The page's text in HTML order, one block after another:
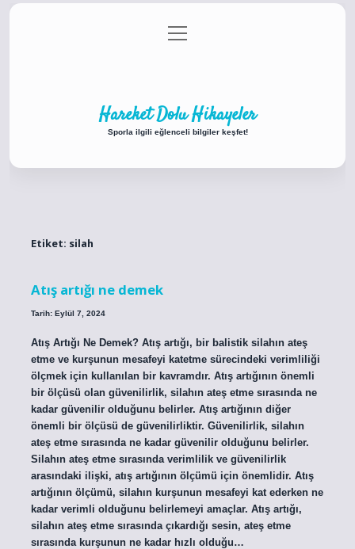
Gizlilik Politikası
menüyü
aç
Hareket Dolu Hikayeler
Sporla ilgili eğlenceli bilgiler keşfet!
Etiket: silah
Atış artığı ne demek
Tarih: Eylül 7, 2024
Atış Artığı Ne Demek? Atış artığı, bir balistik silahın ateş
etme ve kurşunun mesafeyi katetme sürecindeki verimliliği
ölçmek için kullanılan bir kavramdır. Atış artığının önemli
bir ölçüsü olan güvenilirlik, silahın ateş etme sırasında ne
kadar güvenilir olduğunu belirler. Atış artığının diğer
önemli bir ölçüsü de güvenilirliktir. Güvenilirlik, silahın
ateş etme sırasında ne kadar güvenilir olduğunu belirler.
Silahın ateş etme sırasında verimlilik ve güvenilirlik
arasındaki ilişki, atış artığının ölçümü için önemlidir. Atış
artığının ölçümü, silahın kurşunun mesafeyi kat ederken ne
kadar verimli olduğunu belirlemeyi amaçlar. Atış artığı,
silahın ateş etme sırasında çıkardığı sesin, ateş etme
sırasında kurşunun ne kadar hızlı olduğu…